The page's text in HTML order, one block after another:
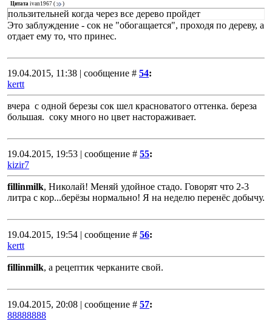
Цитата ivan1967 ( )
пользительней когда через все дерево пройдет
Это заблуждение - сок не "обогащается", проходя по дереву, а
отдает ему то, что принес.
19.04.2015, 11:38 | сообщение # 54:
kertt
вчера с одной березы сок шел красноватого оттенка. береза
большая. соку много но цвет настораживает.
19.04.2015, 19:53 | сообщение # 55:
kizir7
fillinmilk, Николай! Меняй удойное стадо. Говорят что 2-3
литра с кор...берёзы нормально! Я на неделю перенёс добычу.
19.04.2015, 19:54 | сообщение # 56:
kertt
fillinmilk, а рецептик черканите свой.
19.04.2015, 20:08 | сообщение # 57:
88888888